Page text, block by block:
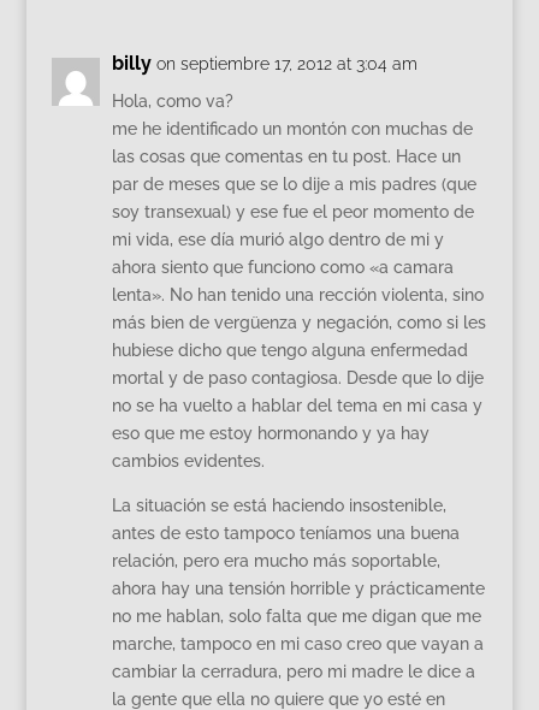
billy on septiembre 17, 2012 at 3:04 am
Hola, como va?
me he identificado un montón con muchas de
las cosas que comentas en tu post. Hace un
par de meses que se lo dije a mis padres (que
soy transexual) y ese fue el peor momento de
mi vida, ese día murió algo dentro de mi y
ahora siento que funciono como «a camara
lenta». No han tenido una rección violenta, sino
más bien de vergüenza y negación, como si les
hubiese dicho que tengo alguna enfermedad
mortal y de paso contagiosa. Desde que lo dije
no se ha vuelto a hablar del tema en mi casa y
eso que me estoy hormonando y ya hay
cambios evidentes.
La situación se está haciendo insostenible,
antes de esto tampoco teníamos una buena
relación, pero era mucho más soportable,
ahora hay una tensión horrible y prácticamente
no me hablan, solo falta que me digan que me
marche, tampoco en mi caso creo que vayan a
cambiar la cerradura, pero mi madre le dice a
la gente que ella no quiere que yo esté en